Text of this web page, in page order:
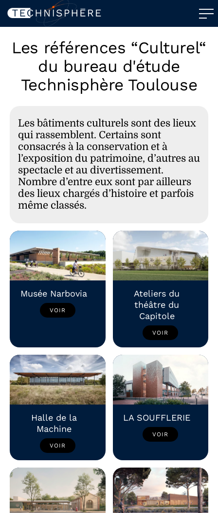
Les références “Culturel“
du bureau d'étude
Technisphère Toulouse
Les bâtiments culturels sont des lieux
qui rassemblent. Certains sont
consacrés à la conservation et à
l’exposition du patrimoine, d’autres au
spectacle et au divertissement.
Nombre d’entre eux sont par ailleurs
des lieux chargés d’histoire et parfois
même classés.
Musée Narbovia
VOIR
Ateliers du
théâtre du
Capitole
VOIR
Halle de la
Machine
VOIR
LA SOUFFLERIE
VOIR